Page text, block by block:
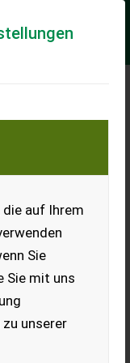
auf Ihrem
Sie
Sie mit uns
unserer
–